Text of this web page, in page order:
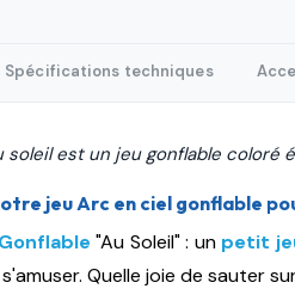
Spécifications techniques
soleil est un jeu gonflable coloré
jeu Arc en ciel gonflable
"Au Soleil" : unpetit
Quelle joie de sauter